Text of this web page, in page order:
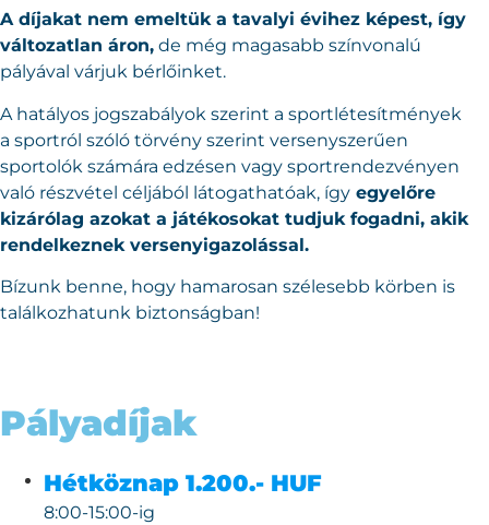
A díjakat nem emeltük a tavalyi évihez képest, így
változatlan áron, de még magasabb színvonalú
pályával várjuk bérlőinket.
A hatályos jogszabályok szerint a sportlétesítmények
a sportról szóló törvény szerint versenyszerűen
sportolók számára edzésen vagy sportrendezvényen
való részvétel céljából látogathatóak, így egyelőre
kizárólag azokat a játékosokat tudjuk fogadni, akik
rendelkeznek versenyigazolással.
Bízunk benne, hogy hamarosan szélesebb körben is
találkozhatunk biztonságban!
Pályadíjak
Hétköznap 1.200.- HUF
8:00-15:00-ig